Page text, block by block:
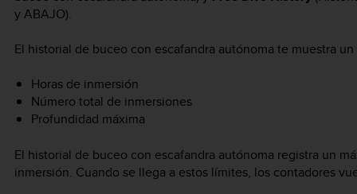
y ABAJO).
El historial de buceo con escafandra autónoma te muestra
Horas de inmersión
Número total de inmersiones
Profundidad máxima
El historial de buceo con escafandra autónoma registra un
inmersión. Cuando se llega a estos límites, los contadores